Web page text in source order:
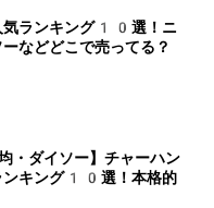
気ランキング10選！ニ
などどこで売ってる？
ダイソー】チャーハン
ンキング10選！本格的